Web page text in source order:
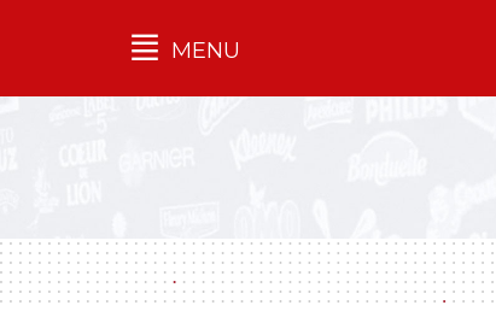
Qu'est-ce que l’Ilec
Campagnes
multimarques
MENU